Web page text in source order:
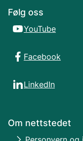
Følg oss
YouTube
Facebook
LinkedIn
Om nettstedet